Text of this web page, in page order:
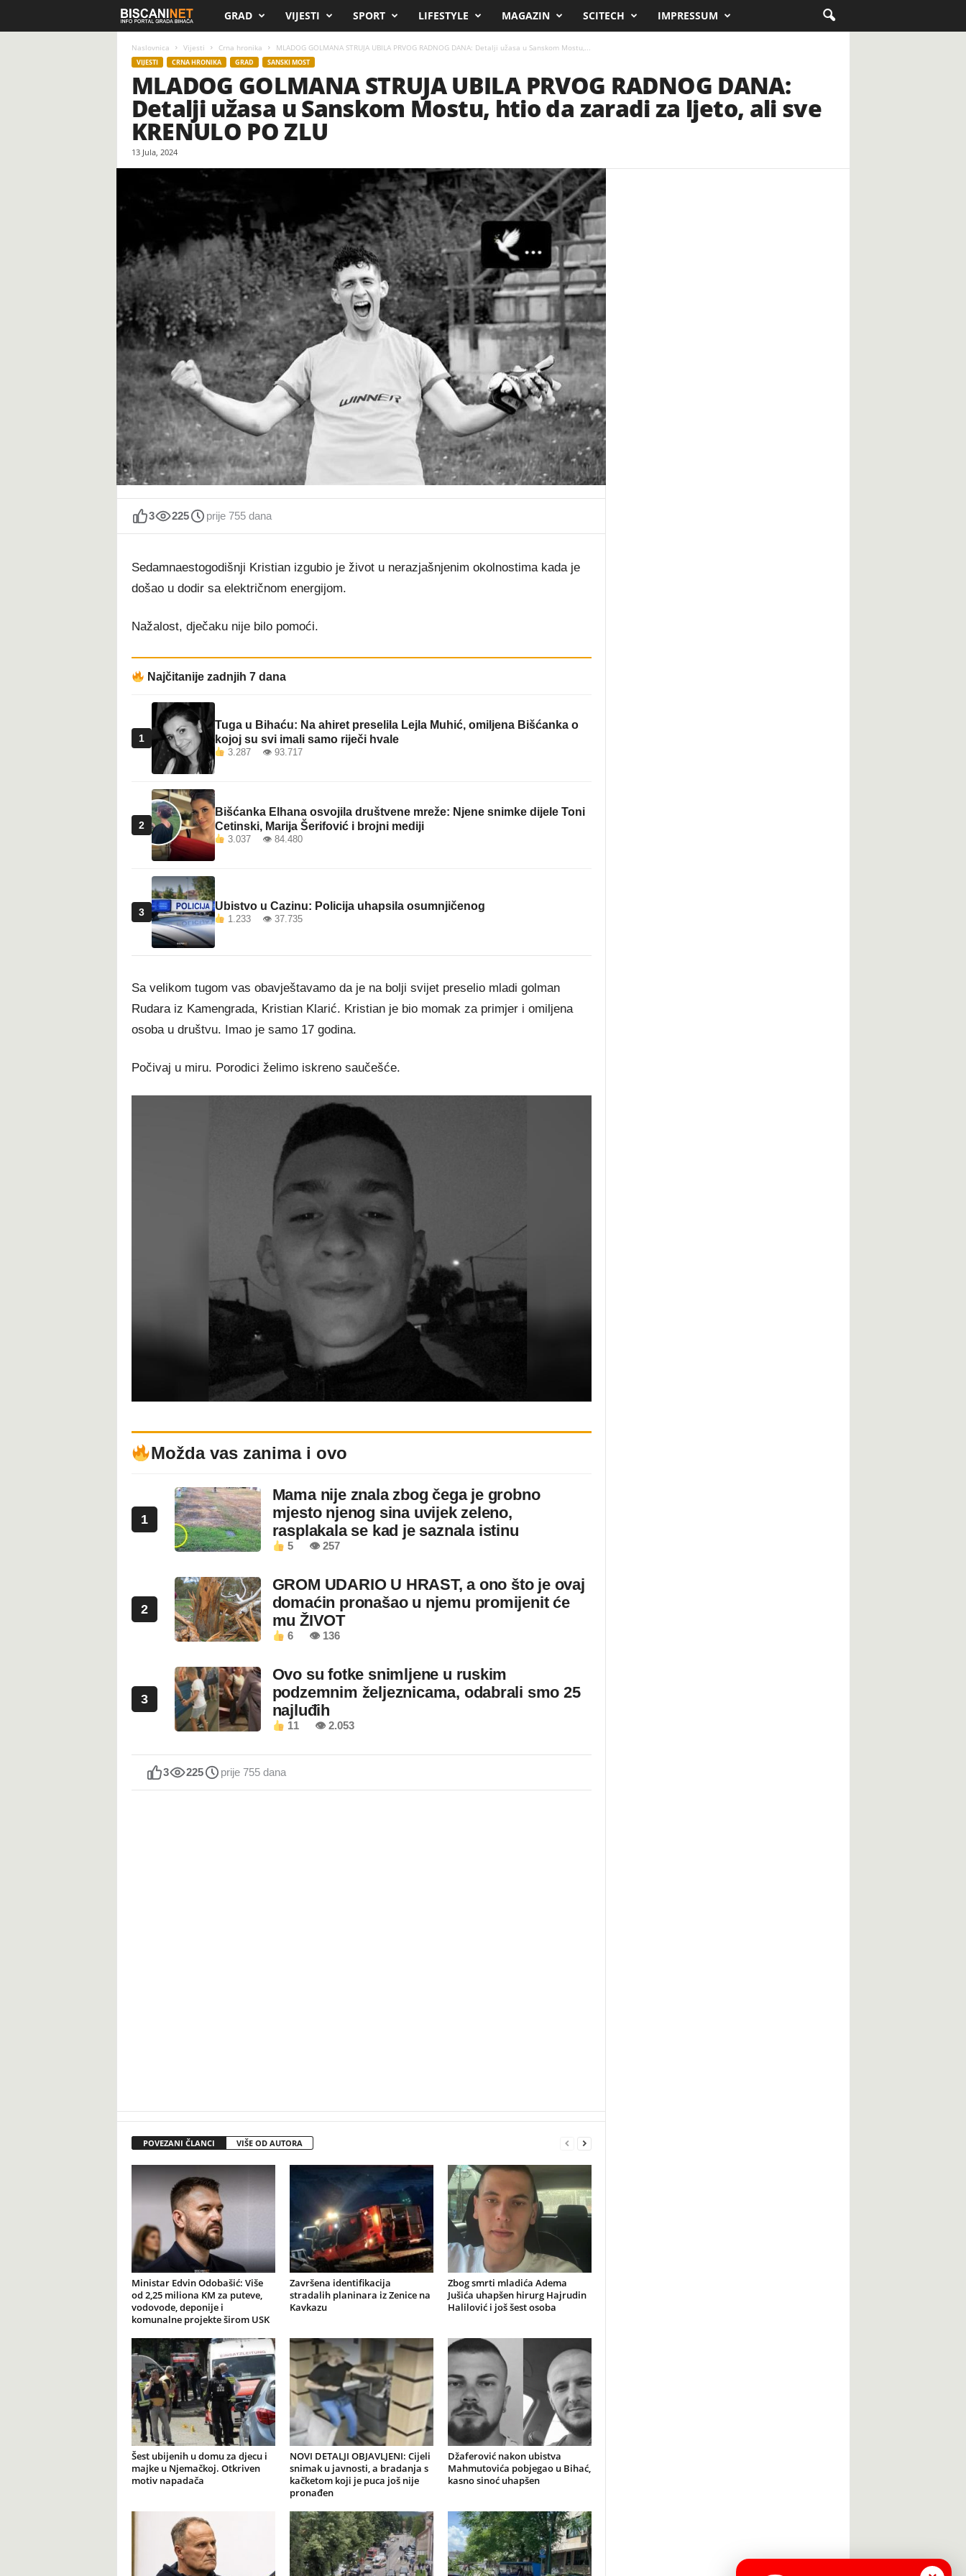
i
s
c
a
.
e
t
GRAD VIJESTI SPORT LIFESTYLE MAGAZIN SCITECH IMPRESSUM
Naslovnica Vijesti Crna hronika MLADOG GOLMANA STRUJA UBILA PRVOG RADNOG DANA: Detalji užasa u Sanskom Mostu,...
VIJESTI CRNA HRONIKA GRAD SANSKI MOST
MLADOG GOLMANA STRUJA UBILA PRVOG RADNOG DANA:
Detalji užasa u Sanskom Mostu, htio da zaradi za ljeto, ali sve
KRENULO PO ZLU
13 Jula, 2024
3 225 prije 755 dana
Sedamnaestogodišnji Kristian izgubio je život u nerazjašnjenim okolnostima kada je
došao u dodir sa električnom energijom.
Nažalost, dječaku nije bilo pomoći.
Najčitanije zadnjih 7 dana
1
Tuga u Bihaću: Na ahiret preselila Lejla Muhić, omiljena Bišćanka o
kojoj su svi imali samo riječi hvale
3.287 👁 93.717
2
Bišćanka Elhana osvojila društvene mreže: Njene snimke dijele Toni
Cetinski, Marija Šerifović i brojni mediji
3.037 👁 84.480
3 Ubistvo u Cazinu: Policija uhapsila osumnjičenog
1.233 👁 37.735
Sa velikom tugom vas obavještavamo da je na bolji svijet preselio mladi golman
Rudara iz Kamengrada, Kristian Klarić. Kristian je bio momak za primjer i omiljena
osoba u društvu. Imao je samo 17 godina.
Počivaj u miru. Porodici želimo iskreno saučešće.
Možda vas zanima i ovo
1
Mama nije znala zbog čega je grobno
mjesto njenog sina uvijek zeleno,
rasplakala se kad je saznala istinu
5 👁 257
2
GROM UDARIO U HRAST, a ono što je ovaj
domaćin pronašao u njemu promijenit će
mu ŽIVOT
6 👁 136
3
Ovo su fotke snimljene u ruskim
podzemnim željeznicama, odabrali smo 25
najluđih
11 👁 2.053
3 225 prije 755 dana
POVEZANI ČLANCI VIŠE OD AUTORA
Ministar Edvin Odobašić: Više
od 2,25 miliona KM za puteve,
vodovode, deponije i
komunalne projekte širom USK
Završena identifikacija
stradalih planinara iz Zenice na
Kavkazu
Zbog smrti mladića Adema
Jušića uhapšen hirurg Hajrudin
Halilović i još šest osoba
Šest ubijenih u domu za djecu i
majke u Njemačkoj. Otkriven
motiv napadača
NOVI DETALJI OBJAVLJENI: Cijeli
snimak u javnosti, a bradanja s
kačketom koji je puca još nije
pronađen
Džaferović nakon ubistva
Mahmutovića pobjegao u Bihać,
kasno sinoć uhapšen